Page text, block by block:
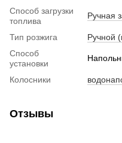
Способ загрузки
топлива
Ручная
Тип розжига
Ручной
Способ
установки
Колосники
Отзывы